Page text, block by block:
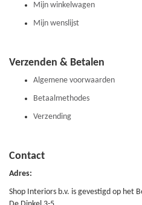
Mijn winkelwagen
Mijn wenslijst
Verzenden & Betalen
Algemene voorwaarden
Betaalmethodes
Verzending
Contact
Adres:
Shop Interiors b.v. is gevestigd op het